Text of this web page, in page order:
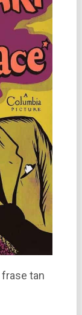
frase tan